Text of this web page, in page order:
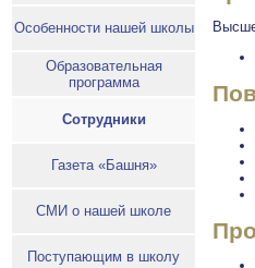
Особенности нашей школы
Образовательная
программа
Сотрудники
Газета «Башня»
СМИ о нашей школе
Поступающим в школу